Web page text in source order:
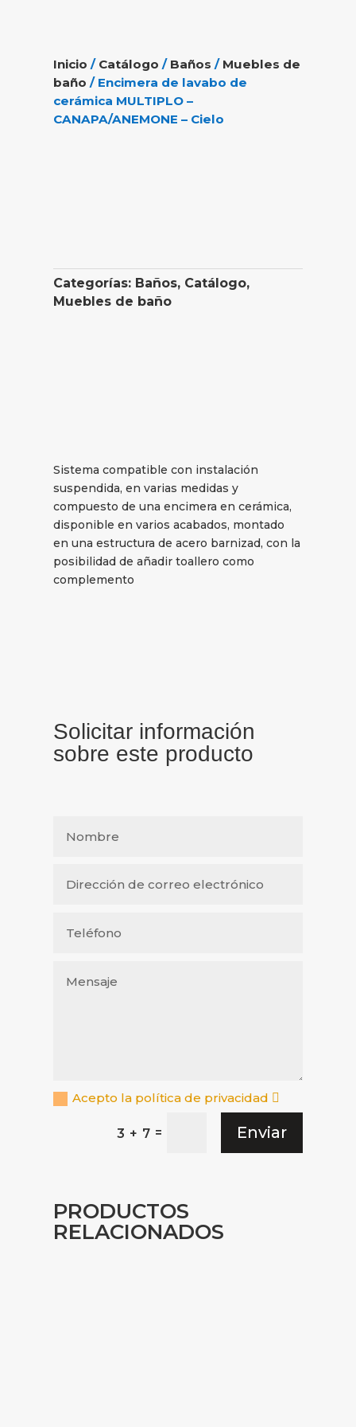
Inicio / Catálogo / Baños / Muebles de
baño / Encimera de lavabo de
cerámica MULTIPLO –
CANAPA/ANEMONE – Cielo
Categorías: Baños, Catálogo,
Muebles de baño
Sistema compatible con instalación
suspendida, en varias medidas y
compuesto de una encimera en cerámica,
disponible en varios acabados, montado
en una estructura de acero barnizad, con la
posibilidad de añadir toallero como
complemento
Solicitar información
sobre este producto
Acepto la política de privacidad
3 + 7 = Enviar
PRODUCTOS
RELACIONADOS